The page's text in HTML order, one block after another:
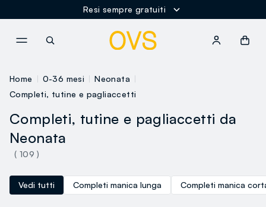
Resi sempre gratuiti
Home 0-36 mesi
Neonata
Completi, tutine e pagliaccetti
Completi, tutine e pagliaccetti da
Neonata
( 109 )
Vedi tutti Completi manica lunga Completi manica